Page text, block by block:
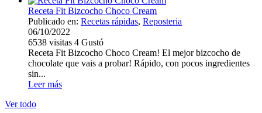
Receta Fit Bizcocho Choco Cream
Publicado en: Recetas rápidas, Reposteria
06/10/2022
6538 visitas 4 Gustó
Receta Fit Bizcocho Choco Cream! El mejor bizcocho de
chocolate que vais a probar! Rápido, con pocos ingredientes
sin...
Leer más
Ver todo